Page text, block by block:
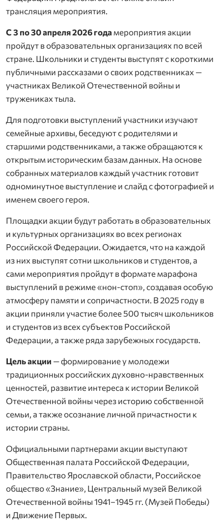
трансляция мероприятия.
С 3 по 30 апреля 2026 года мероприятия акции
пройдут в образовательных организациях по всей
стране. Школьники и студенты выступят с короткими
публичными рассказами о своих родственниках —
участниках Великой Отечественной войны и
тружениках тыла.
Для подготовки выступлений участники изучают
семейные архивы, беседуют с родителями и
старшими родственниками, а также обращаются к
открытым историческим базам данных. На основе
собранных материалов каждый участник готовит
одноминутное выступление и слайд с фотографией и
именем своего героя.
Площадки акции будут работать в образовательных
и культурных организациях во всех регионах
Российской Федерации. Ожидается, что на каждой
из них выступят сотни школьников и студентов, а
сами мероприятия пройдут в формате марафона
выступлений в режиме «нон-стоп», создавая особую
атмосферу памяти и сопричастности. В 2025 году в
акции приняли участие более 500 тысяч школьников
и студентов из всех субъектов Российской
Федерации, а также ряда зарубежных государств.
Цель акции — формирование у молодежи
традиционных российских духовно-нравственных
ценностей, развитие интереса к истории Великой
Отечественной войны через историю собственной
семьи, а также осознание личной причастности к
истории страны.
Официальными партнерами акции выступают
Общественная палата Российской Федерации,
Правительство Ярославской области, Российское
общество «Знание», Центральный музей Великой
Отечественной войны 1941–1945 гг. (Музей Победы)
и Движение Первых.